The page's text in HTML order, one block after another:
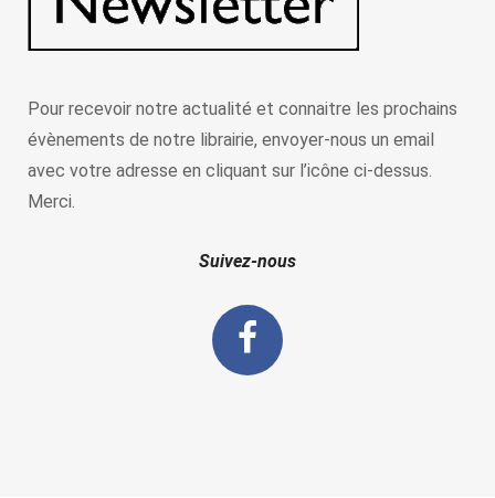
Pour recevoir notre actualité et connaitre les prochains
évènements de notre librairie, envoyer-nous un email
avec votre adresse en cliquant sur l’icône ci-dessus.
Merci.
Suivez-nous